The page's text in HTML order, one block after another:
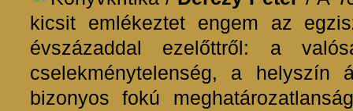
kicsit emlékeztet engem az
évszázaddal ezelőttről: a
cselekménytelenség, a helyszín
bizonyos fokú